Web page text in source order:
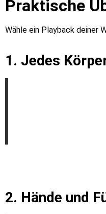
Praktische
Wähle ein Playback deiner
1. Jedes
2. Hände und